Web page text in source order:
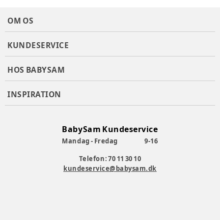
OM OS
KUNDESERVICE
HOS BABYSAM
INSPIRATION
BabySam Kundeservice
Mandag - Fredag
9-16
Telefon: 70 11 30 10
kundeservice@babysam.dk